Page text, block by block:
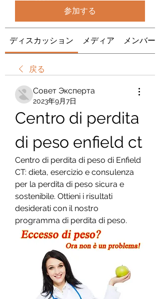
参加する
ディスカッション メディア メンバー
戻る
Совет Эксперта
2023年9月7日
Centro di perdita
di peso enfield ct
Centro di perdita di peso di Enfield
CT: dieta, esercizio e consulenza
per la perdita di peso sicura e
sostenibile. Ottieni i risultati
desiderati con il nostro
programma di perdita di peso.